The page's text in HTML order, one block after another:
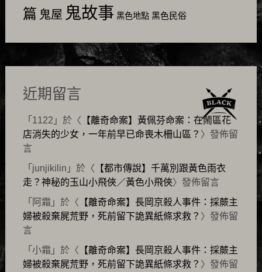
篇 鬼屋 鬼故事 黑色地點 黑色民俗
近期留言
「 1122 」於〈 【離奇命案】黃佩芬命案：在鬧區花
店消失的少女，一年前早已命喪木柵山區？ 〉發佈留
言
「 junjikilin 」於〈 【都市傳說】千萬別跟黃色雨衣
走？神秘的玉山小飛俠／黃色小飛俠〉發佈留言
「 阿霜 」於〈 【離奇命案】長岡京殺人事件：採蕨主
婦被殺棄屍荒野，死前留下詭異紙條求救？ 〉發佈留
言
「 小霜 」於〈 【離奇命案】長岡京殺人事件：採蕨主
婦被殺棄屍荒野，死前留下詭異紙條求救？ 〉發佈留